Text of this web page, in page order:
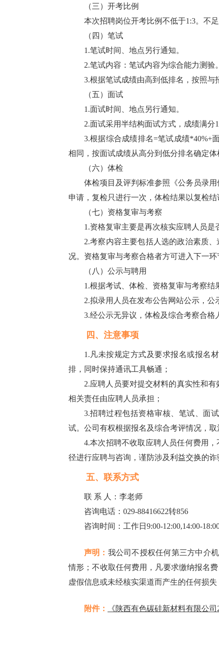
（三）开考比例
本次招聘岗位开考比例不低于1:3。不
（四）笔试
1.笔试时间、地点另行通知。
2.笔试内容：笔试内容为综合能力测验
3.根据笔试成绩由高到低排名，按照
（五）面试
1.面试时间、地点另行通知。
2.面试采用半结构面试方式，成绩满分
3.根据综合成绩排名=笔试成绩*40%+
相同，按面试成绩从高分到低分排名确定
（六）体检
体检项目及评判标准参照《公务员录
申请，复检只进行一次，体检结果以复检
（七）资格复审与考察
1.资格复审主要是再次核实应聘人员
2.考察内容主要包括人选的政治素质
况。资格复审与考察合格者方可进入下一环
（八）公示与聘用
1.根据考试、体检、资格复审与考察结
2.拟录用人员在发布公告网站公示，公
3.经公示无异议，体检及综合考察合
四、注意事项
1.凡未按规定方式及要求报名或报名
排，同时保持通讯工具畅通；
2.应聘人员要对提交材料的真实性和
相关责任由应聘人员承担；
3.招聘过程包括资格审核、笔试、面
试。公司有权根据报名及综合考评情况，
4.本次招聘不收取应聘人员任何费用
径进行应聘与咨询，谨防涉及利益交换的诈
五、联系方式
联 系 人：李老师
咨询电话：029-88416622转856
咨询时间：工作日9:00-12:00,14:00-
声明： 我公司不授权任何第三方中介
情形；不收取任何费用，凡要求缴纳报名
虚假信息或未经核实渠道而产生的任何损
附件： 《陕西有色碳硅新材料有限公